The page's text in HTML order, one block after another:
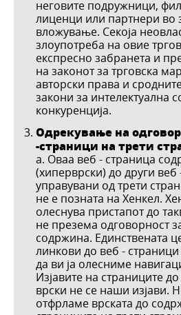
неговите подружници,
лиценци или партнери во
вложување. Секоја
злоупотреба на овие
експресно забранета и
на законот за трговска
авторски права и
закони за интелектуална
конкуренција.
Одрекување на
-страници на трети
а. Оваа веб - страница
(хиперврски) до други веб
управувани од трети
не е позната на Хенкел.
олеснува пристапот до
не презема одговорност
содржина. Единствената
линкови до веб -
да ви ја олесниме
Изјавите на страниците
врски не се наши изјави.
отфрламе врската до